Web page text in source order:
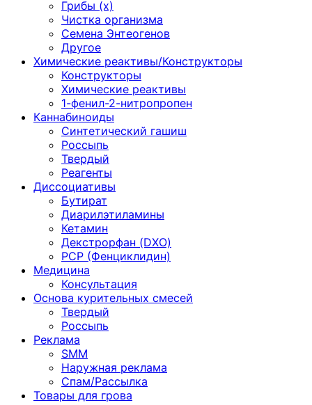
Грибы (х)
Чистка организма
Семена Энтеогенов
Другое
Химические реактивы/Конструкторы
Конструкторы
Химические реактивы
1-фенил-2-нитропропен
Каннабиноиды
Синтетический гашиш
Россыпь
Твердый
Реагенты
Диссоциативы
Бутират
Диарилэтиламины
Кетамин
Декстрорфан (DXO)
PCP (Фенциклидин)
Медицина
Консультация
Основа курительных смесей
Твердый
Россыпь
Реклама
SMM
Наружная реклама
Спам/Рассылка
Товары для грова